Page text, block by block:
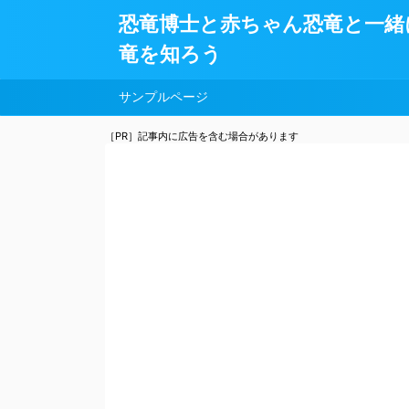
恐竜博士と赤ちゃん恐竜と一
竜を知ろう
サンプルページ
［PR］記事内に広告を含む場合があります